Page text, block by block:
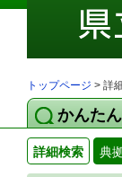
トップページ > 詳
かんた
詳細検索 典